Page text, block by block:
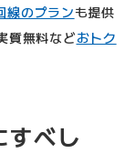
線のプランも提供
質無料などおトク
べし